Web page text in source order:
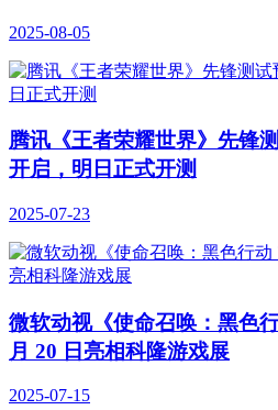
2025-08-05
腾讯《王者荣耀世界》先锋
开启，明日正式开测
2025-07-23
微软动视《使命召唤：黑色
月 20 日亮相科隆游戏展
2025-07-15